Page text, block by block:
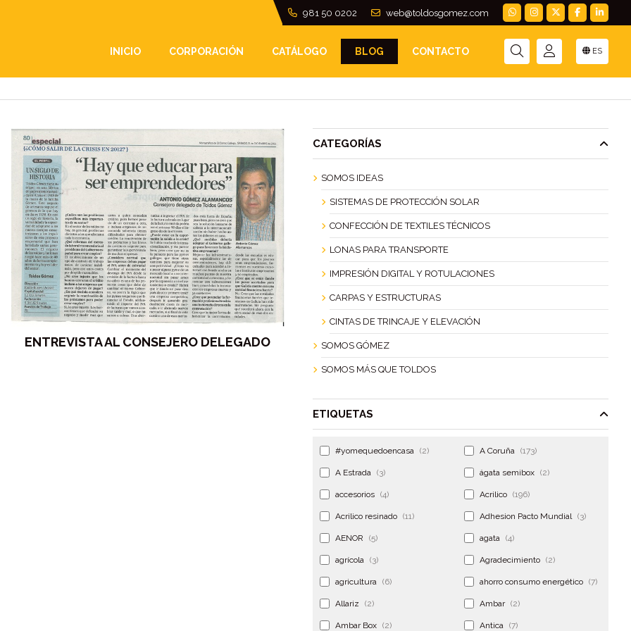
981 50 0202 web@toldosgomez.com
INICIO CORPORACIÓN CATÁLOGO BLOG CONTACTO ES
ENTREVISTA AL CONSEJERO DELEGADO
CATEGORÍAS
SOMOS IDEAS
SISTEMAS DE PROTECCIÓN SOLAR
CONFECCIÓN DE TEXTILES TÉCNICOS
LONAS PARA TRANSPORTE
IMPRESIÓN DIGITAL Y ROTULACIONES
CARPAS Y ESTRUCTURAS
CINTAS DE TRINCAJE Y ELEVACIÓN
SOMOS GÓMEZ
SOMOS MÁS QUE TOLDOS
ETIQUETAS
#yomequedoencasa (2) A Coruña (173)
A Estrada (3) ágata semibox (2)
accesorios (4) Acrilico (196)
Acrilico resinado (11) Adhesion Pacto Mundial (3)
AENOR (5) agata (4)
agrícola (3) Agradecimiento (2)
agricultura (6) ahorro consumo energético (7)
Allariz (2) Ambar (2)
Ambar Box (2) Antica (7)